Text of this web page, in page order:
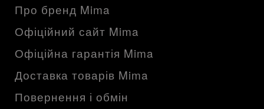
Про бренд Mima
Офіційний сайт Mima
Офіційна гарантія Mima
Доставка товарів Mima
Повернення і обмін